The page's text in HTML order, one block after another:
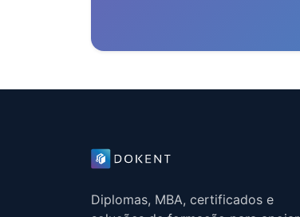
Diplomas, MBA, certificados e